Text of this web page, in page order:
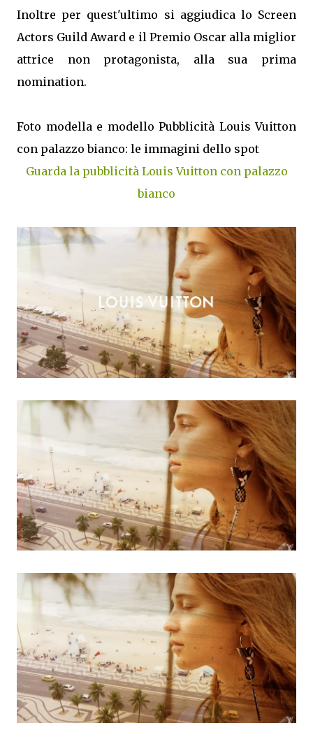
Inoltre per quest'ultimo si aggiudica lo Screen
Actors Guild Award e il Premio Oscar alla miglior
attrice non protagonista, alla sua prima
nomination.
Foto modella e modello Pubblicità Louis Vuitton
con palazzo bianco: le immagini dello spot
Guarda la pubblicità Louis Vuitton con palazzo
bianco